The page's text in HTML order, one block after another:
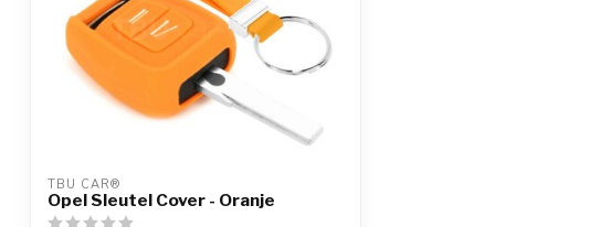
TBU CAR®
Opel Sleutel Cover - Oranje